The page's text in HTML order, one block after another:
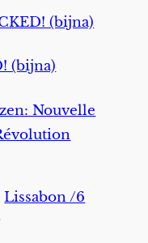
(bijna)
(bijna)
Nouvelle
Lissabon /6